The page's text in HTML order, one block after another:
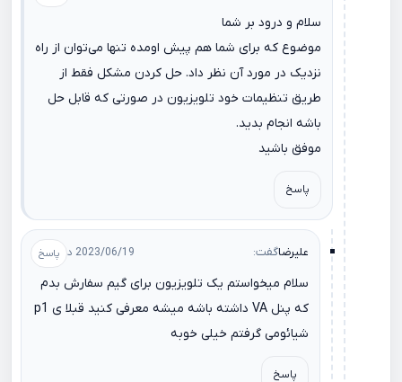
سلام و درود بر شما
موضوع که برای شما هم پیش اومده تنها می‌توان از راه
نزدیک در مورد آن نظر داد. حل کردن مشکل فقط از
طریق تنظیمات خود تلویزیون در صورتی که قابل حل
باشه انجام بدید.
موفق باشید
پاسخ
علیرضاگفت: 2023/06/19 در 00:15
سلام میخواستم یک تلویزیون برای گیم سفارش بدم
که پنل VA داشته باشه میشه معرفی کنید قبلا ی p1
شیائومی گرفتم خیلی خوبه
پاسخ